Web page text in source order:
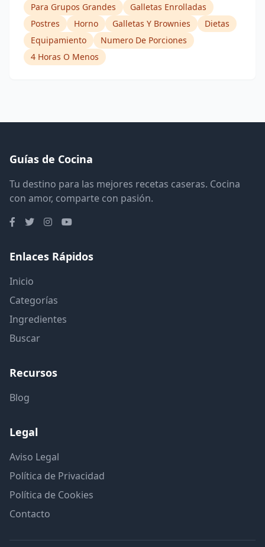
Para Grupos Grandes
Galletas Enrolladas
Postres
Horno Galletas Y Brownies
Dietas
Equipamiento
Numero De Porciones
4 Horas O Menos
Guías de Cocina
Tu destino para las mejores recetas caseras. Cocina
con amor, comparte con pasión.
Enlaces Rápidos
Inicio
Categorías
Ingredientes
Buscar
Recursos
Blog
Legal
Aviso Legal
Política de Privacidad
Política de Cookies
Contacto